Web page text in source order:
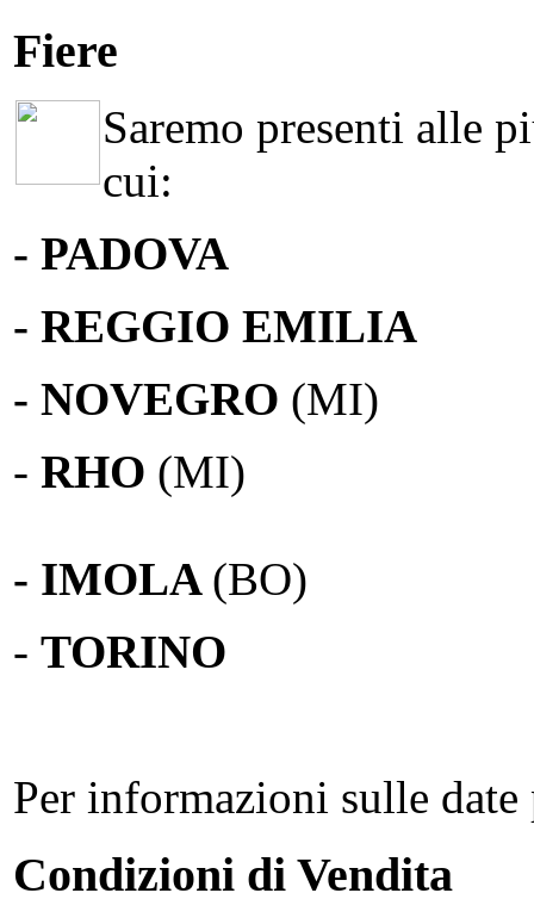
Fiere
Saremo presenti alle
cui:
- PADOVA
- REGGIO EMILIA
- NOVEGRO (MI)
- RHO (MI)
- IMOLA (BO)
- TORINO
Per informazioni sulle
Condizioni di Vendita